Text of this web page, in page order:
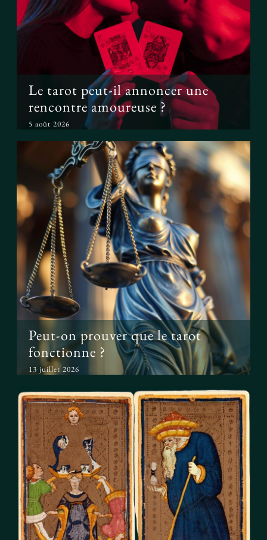
Le tarot peut-il annoncer une
rencontre amoureuse ?
Le tarot peut-il annoncer une
rencontre amoureuse ?
5 août 2026
Peut-on prouver que le tarot
fonctionne ?
Peut-on prouver que le tarot
fonctionne ?
13 juillet 2026
Le tarot avant l’ésotérisme : un
simple jeu ?